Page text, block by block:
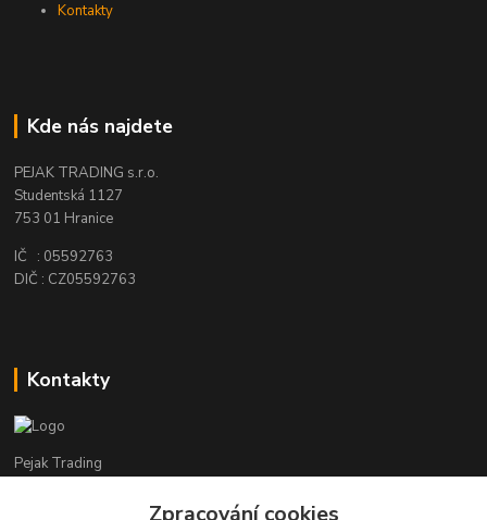
Kontakty
Kde nás najdete
PEJAK TRADING s.r.o.
Studentská 1127
753 01 Hranice
IČ : 05592763
DIČ : CZ05592763
Kontakty
Pejak Trading
Zpracování cookies